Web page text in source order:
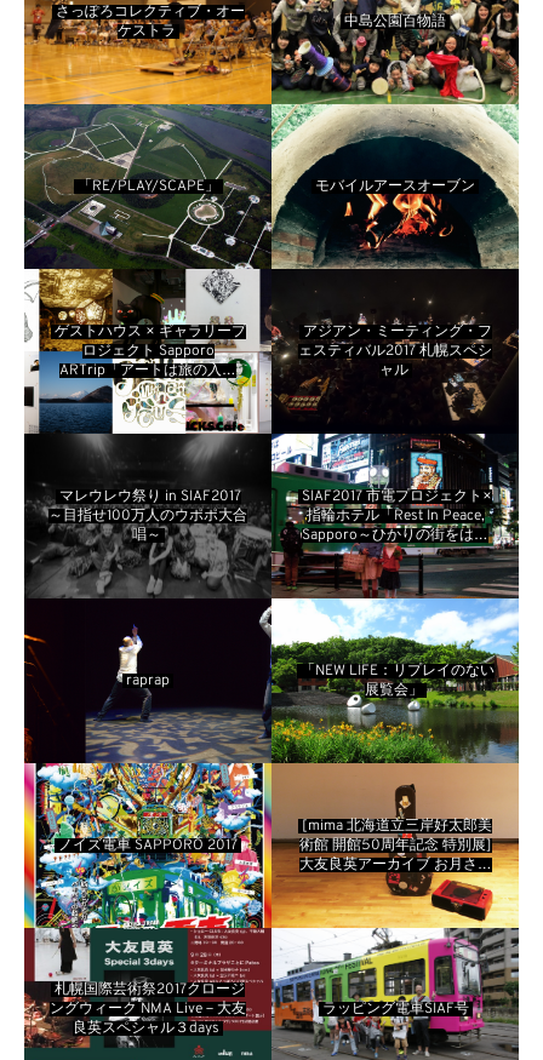
さっぽろコレクティブ・オー
ケストラ
中島公園百物語
「RE/PLAY/SCAPE」 モバイルアースオーブン
ゲストハウス × ギャラリープ
ロジェクト Sapporo
ARTrip「アートは旅の入り
口」
アジアン・ミーティング・フ
ェスティバル2017 札幌スペシ
ャル
マレウレウ祭り in SIAF2017
～目指せ100万人のウポポ大合
唱～
SIAF2017 市電プロジェクト×
指輪ホテル「Rest In Peace,
Sapporo～ひかりの街をはし
る星屑～」
raprap
「NEW LIFE：リプレイのない
展覧会」
ノイズ電車 SAPPORO 2017
[mima 北海道立三岸好太郎美
術館 開館50周年記念 特別展]
大友良英アーカイブ お月さま
まで飛んでいく音 ＋ 三岸好太
郎ワークス 飛ビ出ス事ハ自由
ダ
札幌国際芸術祭2017クロージ
ングウィーク NMA Live－大友
良英スペシャル３days
ラッピング電車SIAF号